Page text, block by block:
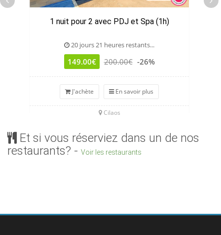
1 nuit pour 2 avec PDJ et Spa (1h)
20 jours 21 heures restants...
149.00€ 200.00€ -26%
J'achète En savoir plus
Cilaos
Et si vous réserviez dans un de nos
restaurants? - Voir les restaurants